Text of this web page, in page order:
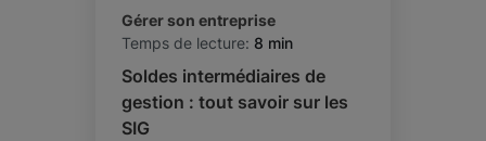
Gérer son entreprise
Temps de lecture: 8 min
Soldes intermédiaires de
gestion : tout savoir sur les
SIG